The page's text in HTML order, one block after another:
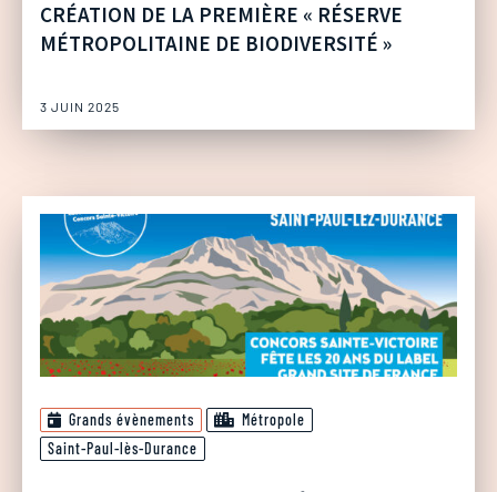
CRÉATION DE LA PREMIÈRE « RÉSERVE
MÉTROPOLITAINE DE BIODIVERSITÉ »
3 JUIN 2025
Grands évènements
Métropole
Saint-Paul-lès-Durance